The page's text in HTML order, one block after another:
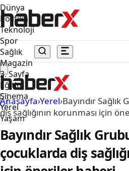
Dünya
Politika
Teknoloji
Spor
Sağlık
Magazin
3. Sayfa
Eğitim
Sinema
Yerel
Yaşam
Anasayfa›Yerel›Bayındır
diş sağlığının korunması için
Bayındır Sağlık
çocuklarda diş